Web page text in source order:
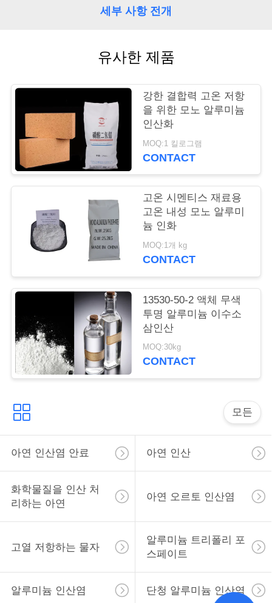
질
저
락
인
용
청
하
십
시
오
사
이
세부 사항 전개
유사한 제품
강한 결합력 고온 저항
을 위한 모노 알루미늄
인산화
MOQ:1 킬로그램
CONTACT
고온 시멘티스 재료용
고온 내성 모노 알루미
늄 인화
MOQ:1개 kg
CONTACT
13530-50-2 액체 무색
투명 알루미늄 이수소
삼인산
MOQ:30kg
CONTACT
모든
아연 인산염 안료 아연 인산
화학물질을 인산 처
리하는 아연
아연 오르토 인산염
고열 저항하는 물자
알루미늄 트리폴리 포
스페이트
알루미늄 인산염 단청 알루미늄 인산염